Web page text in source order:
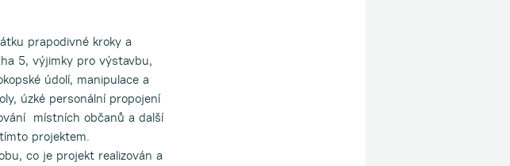
prapodivné kroky a
5, výjimky pro výstavbu,
údolí, manipulace a
úzké personální propojení
místních občanů a další
projektem.
co je projekt realizován a